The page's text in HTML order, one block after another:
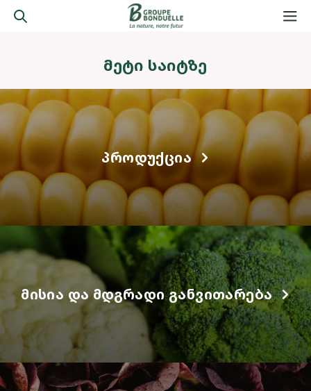
ᲛᲔᲢᲘ ᲡᲐᲘᲢᲖᲔ
ᲞᲠᲝᲓᲣᲥᲪᲘᲐ
ᲛᲘᲡᲘᲐ ᲓᲐ ᲛᲓᲒᲠᲐᲓᲘ ᲒᲐᲜᲕᲘᲗᲐᲠᲔᲑᲐ